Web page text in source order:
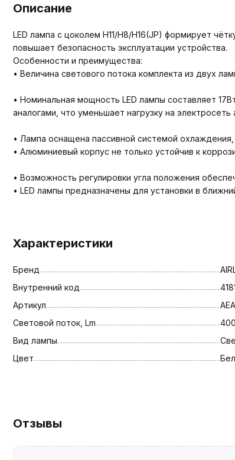
Описание
LED лампа с цоколем H11/H8/H16(JP) формирует
повышает безопасность эксплуатации устройства.
Особенности и преимущества:
• Величина светового потока комплекта из двух
• Номинальная мощность LED лампы составляет
аналогами, что уменьшает нагрузку на
• Лампа оснащена пассивной системой
• Алюминиевый корпус не только устойчив к
• Возможность регулировки угла положения
• LED лампы предназначены для установки в
Характеристики
Бренд
Внутренний код
Артикул
Световой поток, Lm
Вид лампы
Цвет
Отзывы